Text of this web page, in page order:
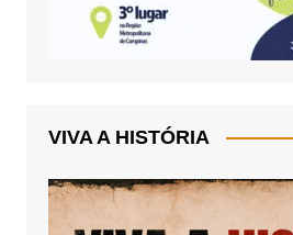
VIVA A HISTÓRIA